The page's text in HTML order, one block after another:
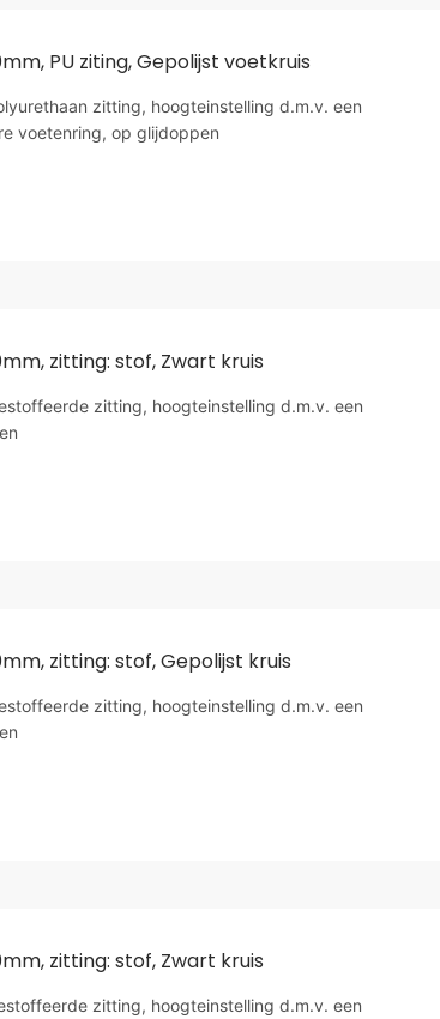
PU ziting, Gepolijst voetkruis
zitting, hoogteinstelling d.m.v. een
voetenring, op glijdoppen
zitting: stof, Zwart kruis
zitting, hoogteinstelling d.m.v. een
zitting: stof, Gepolijst kruis
zitting, hoogteinstelling d.m.v. een
zitting: stof, Zwart kruis
zitting, hoogteinstelling d.m.v. een